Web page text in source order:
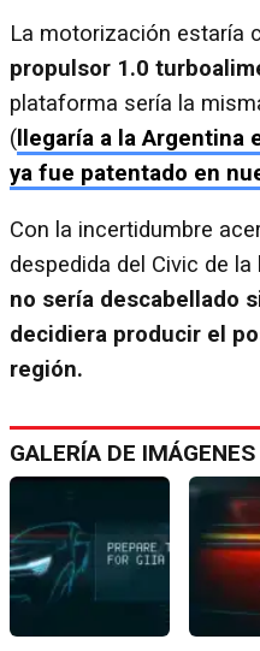
La motorización estaría
propulsor 1.0
plataforma sería la
(llegaría a la Argentina
ya fue patentado en
Con la incertidumbre
despedida del Civic de
no sería descabellado
decidiera producir el
región.
GALERÍA DE IMÁGENES